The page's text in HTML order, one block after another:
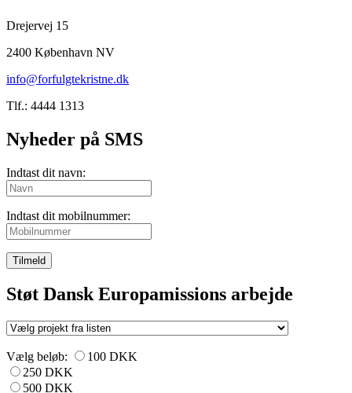
Drejervej 15
2400 København NV
info@forfulgtekristne.dk
Tlf.: 4444 1313
Nyheder på SMS
Indtast dit navn:
Indtast dit mobilnummer:
Tilmeld
Støt Dansk Europamissions arbejde
Vælg beløb:
100 DKK
250 DKK
500 DKK